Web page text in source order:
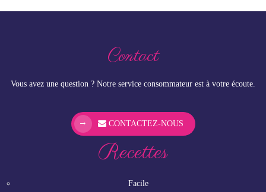
Contact
Vous avez une question ? Notre service consommateur est à votre écoute.
CONTACTEZ-NOUS
Recettes
Facile